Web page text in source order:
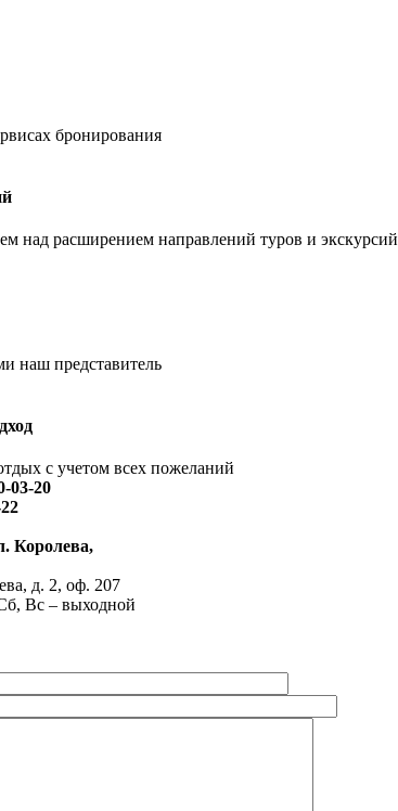
бронирования
над расширением направлений туров и экскурсий
наш представитель
с учетом всех пожеланий
03-20
Королева,
д. 2, оф. 207
Вс – выходной